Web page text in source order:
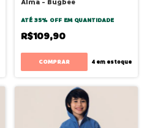
Alma - Bugbee
ATÉ 35% OFF EM QUANTIDADE
R$109,90
COMPRAR 4 em estoque